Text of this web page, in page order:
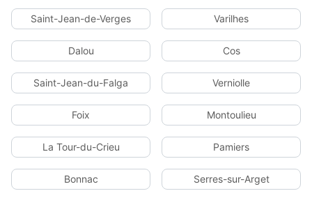
Saint-Jean-de-Verges Varilhes
Dalou Cos
Saint-Jean-du-Falga Verniolle
Foix Montoulieu
La Tour-du-Crieu Pamiers
Bonnac Serres-sur-Arget